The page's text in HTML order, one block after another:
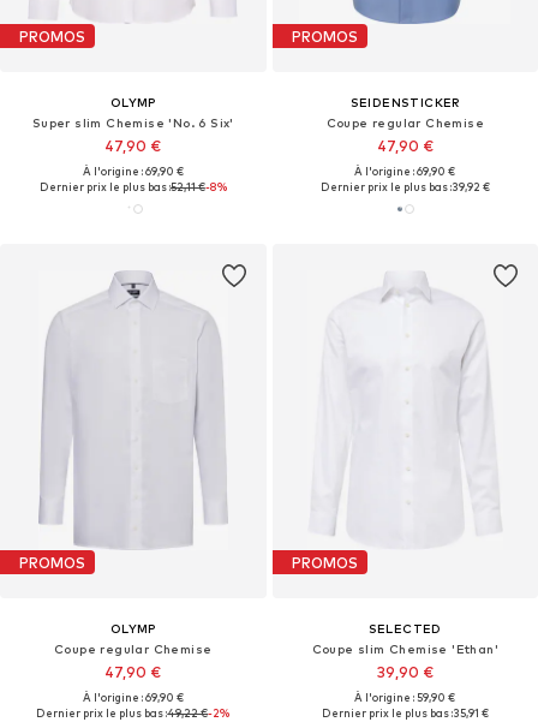
PROMOS
OLYMP
Super slim Chemise 'No. 6 Six'
47,90 €
À l'origine : 69,90 €
Dernier prix le plus bas :52,11 €-8%
PROMOS
SEIDENSTICKER
Coupe regular Chemise
47,90 €
À l'origine : 69,90 €
Dernier prix le plus bas :39,92 €
PROMOS
OLYMP
Coupe regular Chemise
47,90 €
À l'origine : 69,90 €
Dernier prix le plus bas :49,22 €-2%
PROMOS
SELECTED
Coupe slim Chemise 'Ethan'
39,90 €
À l'origine : 59,90 €
Dernier prix le plus bas :35,91 €